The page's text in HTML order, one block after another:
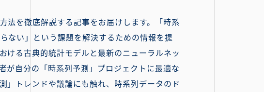
法を徹底解説する記事をお届けします。「時系
ない」という課題を解決するための情報を提
ける古典的統計モデルと最新のニューラルネッ
が自分の「時系列予測」プロジェクトに最適な
」トレンドや議論にも触れ、時系列データのド